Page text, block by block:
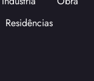
Residências